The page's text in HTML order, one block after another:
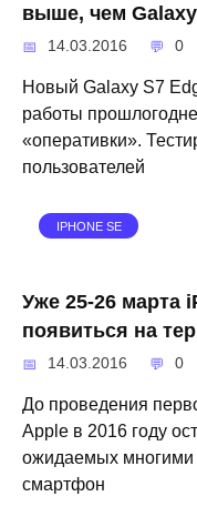
выше, чем
14.03.2016 0
Новый Galaxy S7
работы
«оперативки».
пользователей
IPHONE SE
Уже 25-26 марта
появиться на
14.03.2016 0
До проведения
Apple в 2016 году
ожидаемых многими
смартфон